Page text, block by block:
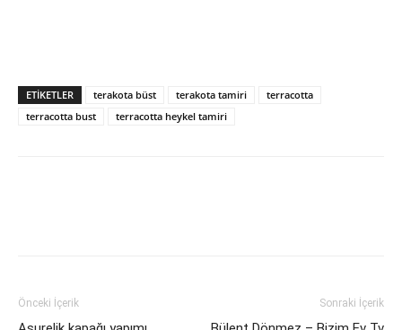
ETIKETLER terakota büst terakota tamiri
terracotta
terracotta bust
terracotta heykel tamiri
Önceki İçerik Sonraki İçerik